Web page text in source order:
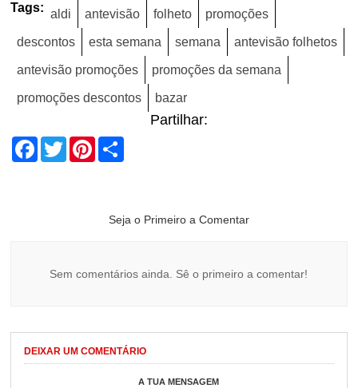
Tags: aldi antevisão folheto promoções
descontos esta semana semana antevisão folhetos
antevisão promoções promoções da semana
promoções descontos bazar
Partilhar:
Facebook
TwitterPinterest
Seja o Primeiro a Comentar
Sem comentários ainda. Sê o primeiro a comentar!
DEIXAR UM COMENTÁRIO
A TUA MENSAGEM